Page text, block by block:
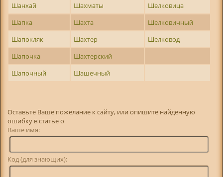
Шанхай
Шахматы
Шелковица
Шапка
Шахта
Шелковичный
Шапокляк
Шахтер
Шелковод
Шапочка
Шахтерский
Шапочный
Шашечный
Оставьте Ваше пожелание к сайту, или опишите найденную
ошибку в статье о
Ваше имя:
Код (для знающих):